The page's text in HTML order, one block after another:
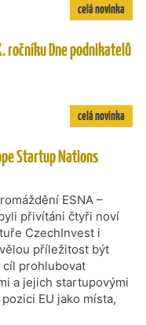
celá novinka
ročníku Dne podnikatelů
celá novinka
Startup Nations
ESNA –
přivítáni čtyři noví
CzechInvest i
příležitost být
cíl prohlubovat
a jejich startupovými
EU jako místa,